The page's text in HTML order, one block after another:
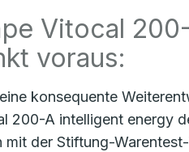
Vitocal
voraus:
konsequente
A intelligent energy
der Stiftung-